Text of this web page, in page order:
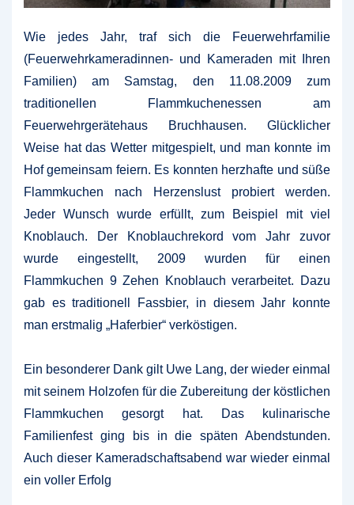
Wie jedes Jahr, traf sich die Feuerwehrfamilie
(Feuerwehrkameradinnen- und Kameraden mit Ihren
Familien) am Samstag, den 11.08.2009 zum
traditionellen Flammkuchenessen am
Feuerwehrgerätehaus Bruchhausen. Glücklicher
Weise hat das Wetter mitgespielt, und man konnte im
Hof gemeinsam feiern. Es konnten herzhafte und süße
Flammkuchen nach Herzenslust probiert werden.
Jeder Wunsch wurde erfüllt, zum Beispiel mit viel
Knoblauch. Der Knoblauchrekord vom Jahr zuvor
wurde eingestellt, 2009 wurden für einen
Flammkuchen 9 Zehen Knoblauch verarbeitet. Dazu
gab es traditionell Fassbier, in diesem Jahr konnte
man erstmalig „Haferbier“ verköstigen.
Ein besonderer Dank gilt Uwe Lang, der wieder einmal
mit seinem Holzofen für die Zubereitung der köstlichen
Flammkuchen gesorgt hat. Das kulinarische
Familienfest ging bis in die späten Abendstunden.
Auch dieser Kameradschaftsabend war wieder einmal
ein voller Erfolg